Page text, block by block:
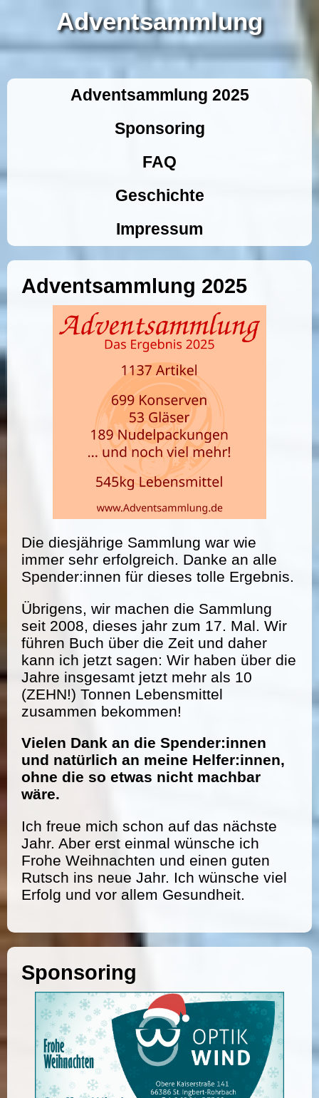
Adventsammlung
Adventsammlung 2025
Sponsoring
FAQ
Geschichte
Impressum
Adventsammlung 2025
Die diesjährige Sammlung war wie
immer sehr erfolgreich. Danke an alle
Spender:innen für dieses tolle Ergebnis.
Übrigens, wir machen die Sammlung
seit 2008, dieses jahr zum 17. Mal. Wir
führen Buch über die Zeit und daher
kann ich jetzt sagen: Wir haben über die
Jahre insgesamt jetzt mehr als 10
(ZEHN!) Tonnen Lebensmittel
zusammen bekommen!
Vielen Dank an die Spender:innen
und natürlich an meine Helfer:innen,
ohne die so etwas nicht machbar
wäre.
Ich freue mich schon auf das nächste
Jahr. Aber erst einmal wünsche ich
Frohe Weihnachten und einen guten
Rutsch ins neue Jahr. Ich wünsche viel
Erfolg und vor allem Gesundheit.
Sponsoring